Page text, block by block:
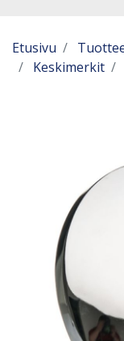
Etusivu
Keskimerkit